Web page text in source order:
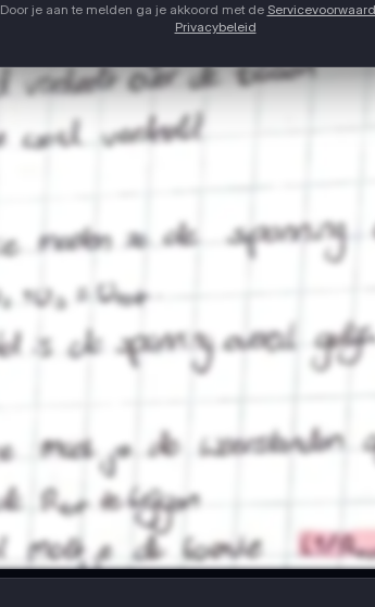
Door je aan te melden ga je akkoord met de
Privacybeleid